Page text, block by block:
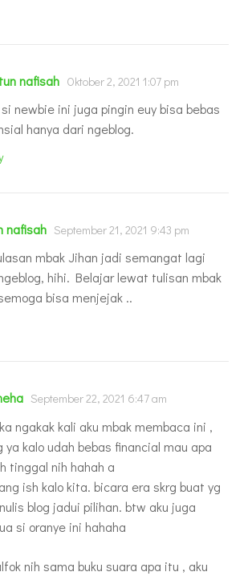
nafisah Oktober 2, 2021 1:07 pm
newbie ini juga pingin euy bisa bebas
hanya dari ngeblog.
nafisah September 21, 2021 9:43 pm
mbak Jihan jadi semangat lagi
hihi. Belajar lewat tulisan mbak
bisa menjejak ..
September 22, 2021 6:47 am
ngakak kali aku mbak membaca ini ,
ya kalo udah bebas financial mau apa
tinggal nih hahah a
ish kalo kita. bicara era skrg buat yg
blog jadui pilihan. btw aku juga
si oranye ini hahaha
nih sama buku suara apa itu , aku